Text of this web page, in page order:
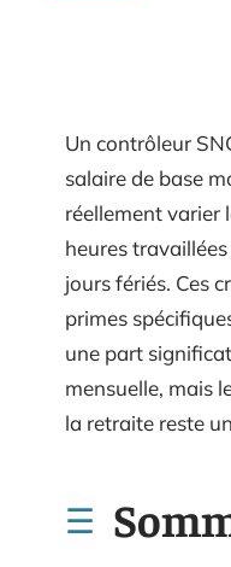
Un contrôleur
salaire de base
réellement varier
heures
jours fériés. Ces
primes
une part
mensuelle, mais
la retraite reste